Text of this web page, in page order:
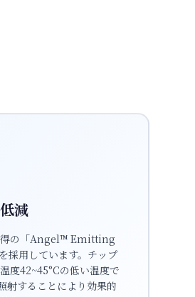
減
得の「Angel™ Emitting
採用しています。チップ
度42~45°Cの低い温度で
射することにより効果的